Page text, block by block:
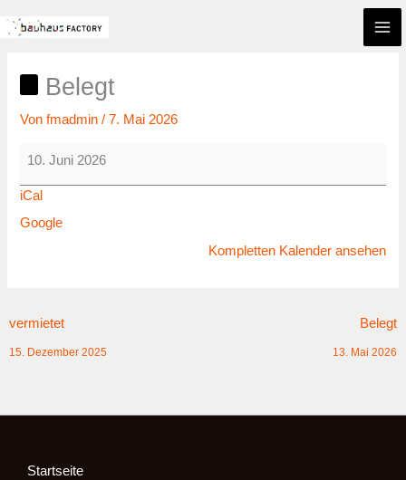
Inhalt
Belegt
Vonfmadmin/7. Mai 2026
10. Juni 2026
iCal
Google
Kompletten Kalender ansehen
vermietet
15. Dezember 2025
Belegt
13. Mai 2026
Startseite